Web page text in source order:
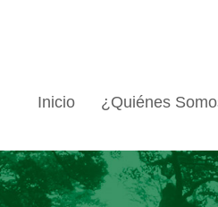
Inicio ¿Quiénes